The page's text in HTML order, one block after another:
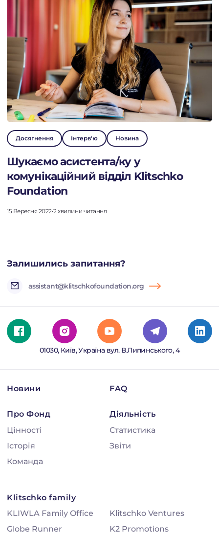
Досягнення Інтерв'ю Новина
Шукаємо асистента/ку у
комунікаційний відділ Klitschko
Foundation
15 Вересня 2022•2 хвилини читання
Залишились запитання?
assistant@klitschkofoundation.org
Новини FAQ
Про Фонд
Цінності
Історія
Команда
Діяльність
Статистика
Звіти
Klitschko family
KLIWLA Family Office
Klitschko Ventures
Globe Runner
K2 Promotions
01030, Київ, Україна вул. В.Липинського, 4